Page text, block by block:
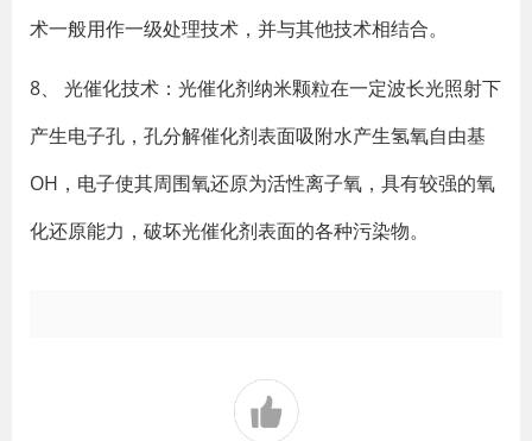
术一般用作一级处理技术，并与其他技术相结合。
8、 光催化技术：光催化剂纳米颗粒在一定波长光照射下
产生电子孔，孔分解催化剂表面吸附水产生氢氧自由基
OH，电子使其周围氧还原为活性离子氧，具有较强的氧
化还原能力，破坏光催化剂表面的各种污染物。